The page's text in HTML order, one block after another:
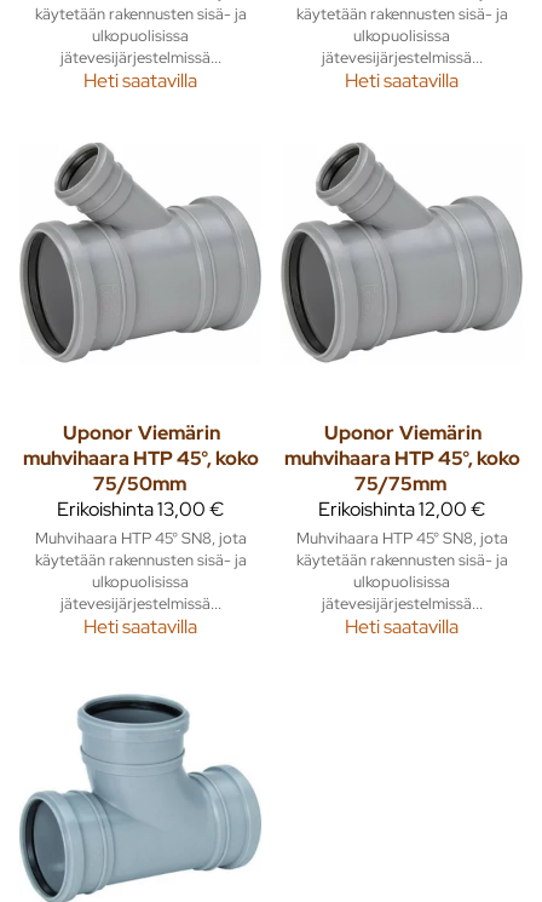
käytetään rakennusten sisä- ja
ulkopuolisissa
jätevesijärjestelmissä...
Heti saatavilla
käytetään rakennusten sisä- ja
ulkopuolisissa
jätevesijärjestelmissä...
Heti saatavilla
UponorViemärin
muhvihaara HTP 45°, koko
75/50mm
Erikoishinta13,00 €
Muhvihaara HTP 45° SN8, jota
käytetään rakennusten sisä- ja
ulkopuolisissa
jätevesijärjestelmissä...
Heti saatavilla
UponorViemärin
muhvihaara HTP 45°, koko
75/75mm
Erikoishinta12,00 €
Muhvihaara HTP 45° SN8, jota
käytetään rakennusten sisä- ja
ulkopuolisissa
jätevesijärjestelmissä...
Heti saatavilla